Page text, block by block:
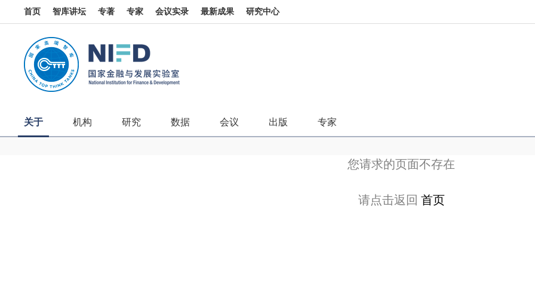
首页 智库讲坛 专著 专家 会议实录 最新成果 研究中心
关于 机构 研究 数据 会议 出版 专家
您请求的页面不存在
请点击返回 首页